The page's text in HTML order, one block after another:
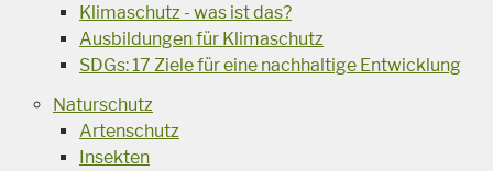
Klimaschutz - was ist das?
Ausbildungen für Klimaschutz
SDGs: 17 Ziele für eine nachhaltige Entwicklung
Naturschutz
Artenschutz
Insekten